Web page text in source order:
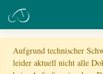
Aufgrund technischer
leider aktuell nicht alle